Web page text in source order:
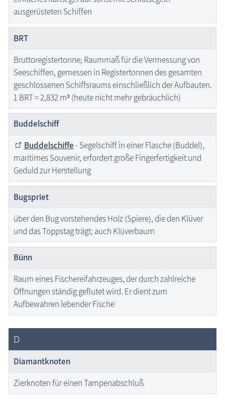
ausgerüsteten Schiffen
BRT
Bruttoregistertonne; Raummaß für die Vermessung von
Seeschiffen, gemessen in Registertonnen des gesamten
geschlossenen Schiffsraums einschließlich der Aufbauten.
1 BRT = 2,832 m³ (heute nicht mehr gebräuchlich)
Buddelschiff
Buddelschiffe- Segelschiff in einer Flasche (Buddel),
maritimes Souvenir, erfordert große Fingerfertigkeit und
Geduld zur Herstellung
Bugspriet
über den Bug vorstehendes Holz (Spiere), die den Klüver
und das Toppstag trägt; auch Klüverbaum
Bünn
Raum eines Fischereifahrzeuges, der durch zahlreiche
Öffnungen ständig geflutet wird. Er dient zum
Aufbewahren lebender Fische
D
Diamantknoten
Zierknoten für einen Tampenabschluß